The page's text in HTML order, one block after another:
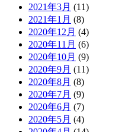
2021年3月 (11)
2021年1月 (8)
2020年12月 (4)
2020年11月 (6)
2020年10月 (9)
2020年9月 (11)
2020年8月 (8)
2020年7月 (9)
2020年6月 (7)
2020年5月 (4)